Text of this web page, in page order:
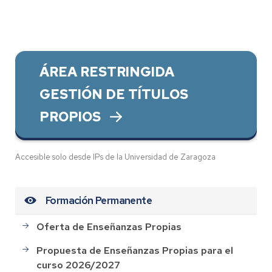
ÁREA RESTRINGIDA
GESTIÓN DE TÍTULOS
PROPIOS
Accesible solo desde IPs de la Universidad de Zaragoza
Formación Permanente
Oferta de Enseñanzas Propias
Propuesta de Enseñanzas Propias para el
curso 2026/2027